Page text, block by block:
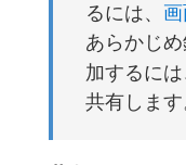
るには、
あらかじ
加するに
共有します